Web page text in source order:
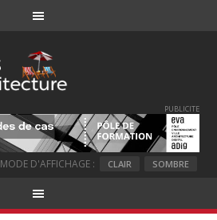
PUBLICITE
MODE D'AFFICHAGE : CLAIR SOMBRE